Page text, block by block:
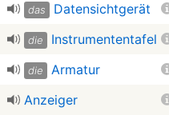
das Datensichtgerät
die Instrumententafel
die Armatur
Anzeiger